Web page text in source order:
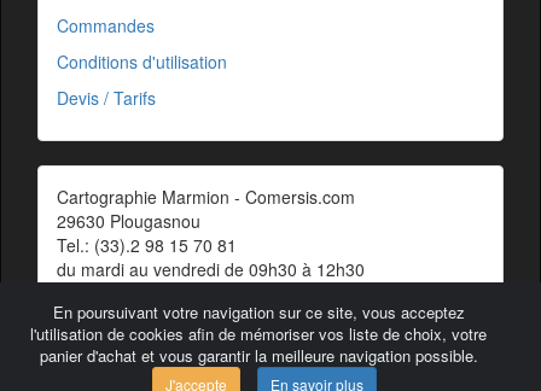
En poursuivant votre navigation sur ce site, vous acceptez
l'utilisation de cookies afin de mémoriser vos liste de choix, votre
panier d'achat et vous garantir la meilleure navigation possible.
J'accepte En savoir plus
Commandes
Conditions d'utilisation
Devis / Tarifs
Cartographie Marmion - Comersis.com
29630 Plougasnou
Tel.: (33).2 98 15 70 81
du mardi au vendredi de 09h30 à 12h30
Contact